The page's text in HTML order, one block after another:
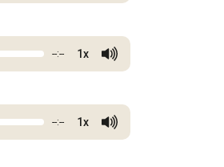
--:-- 1x
--:-- 1x